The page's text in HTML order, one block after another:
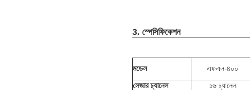
3. স্পেসিফিকেশন
মডেল এফএল-৪০০
লেজার চ্যানেল ১৬ চ্যানেল